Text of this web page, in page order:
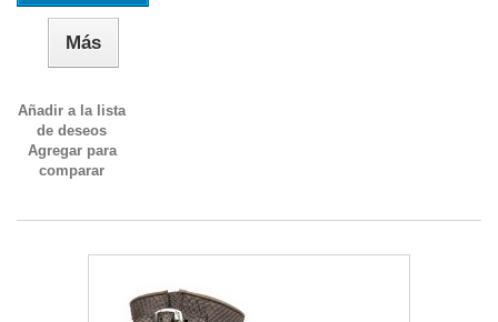
Más
Añadir a la lista
de deseos
Agregar para
comparar